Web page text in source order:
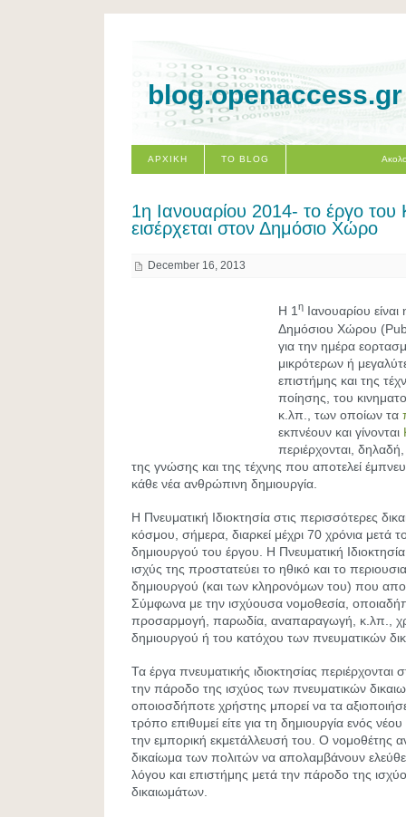
blog.openaccess.gr
ΑΡΧΙΚΗ ΤΟ BLOG
1η Ιανουαρίου 2014- το έργο
εισέρχεται στον Δημόσιο Χώρο
December 16, 2013
Η 1 η
Ιανουαρίου
Δημόσιου Χώρου
για την ημέρα
μικρότερων ή
επιστήμης και της
ποίησης, του
κ.λπ., των οποίων τα
εκπνέουν και γίνονται
περιέρχονται,
της γνώσης και της τέχνης που αποτελεί
κάθε νέα ανθρώπινη δημιουργία.
Η Πνευματική Ιδιοκτησία στις περισσότερες
κόσμου, σήμερα, διαρκεί μέχρι 70 χρόνια μετά
δημιουργού του έργου. Η Πνευματική Ιδιοκτησία
ισχύς της προστατεύει το ηθικό και το
δημιουργού (και των κληρονόμων του) που
Σύμφωνα με την ισχύουσα νομοθεσία,
προσαρμογή, παρωδία, αναπαραγωγή, κ.λπ.,
δημιουργού ή του κατόχου των πνευματικών
Τα έργα πνευματικής ιδιοκτησίας
την πάροδο της ισχύος των πνευματικών
οποιοσδήποτε χρήστης μπορεί να τα
τρόπο επιθυμεί είτε για τη δημιουργία ενός
την εμπορική εκμετάλλευσή του. Ο νομοθέτης
δικαίωμα των πολιτών να απολαμβάνουν
λόγου και επιστήμης μετά την πάροδο της
δικαιωμάτων.